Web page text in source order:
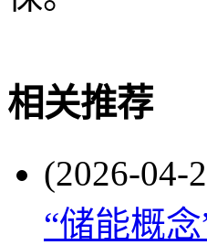
相关推荐
(2026-04-
“储能概念